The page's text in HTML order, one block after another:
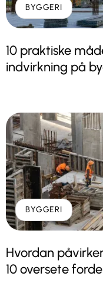
BYGGERI
10 praktiske
indvirkning på
BYGGERI
Hvordan
10 oversete